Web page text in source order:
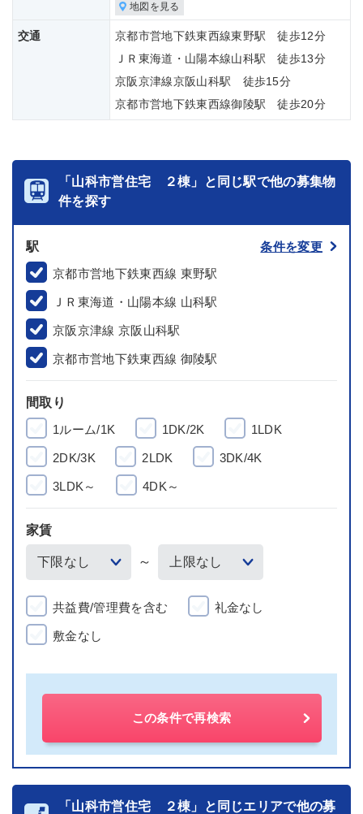
地図を見る
交通
京都市営地下鉄東西線東野駅 徒歩12分
ＪＲ東海道・山陽本線山科駅 徒歩13分
京阪京津線京阪山科駅 徒歩15分
京都市営地下鉄東西線御陵駅 徒歩20分
「山科市営住宅 ２棟」と同じ駅で他の募集物
件を探す
駅
条件を変更
京都市営地下鉄東西線 東野駅
ＪＲ東海道・山陽本線 山科駅
京阪京津線 京阪山科駅
京都市営地下鉄東西線 御陵駅
間取り
1ルーム/1K
1DK/2K 1LDK
2DK/3K 2LDK 3DK/4K
3LDK～ 4DK～
家賃
～
共益費/管理費を含む 礼金なし
敷金なし
この条件で再検索
「山科市営住宅 ２棟」と同じエリアで他の募